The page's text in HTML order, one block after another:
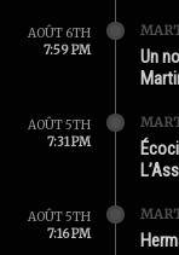
AOÛT 6TH
7:59 PM
Un
AOÛT 5TH
7:31 PM
AOÛT 5TH
7:16 PM